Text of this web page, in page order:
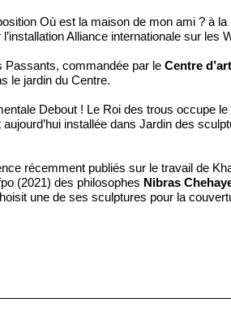
Où est la maison de mon ami ? à la
Alliance internationale sur les
Passants, commandée par le Centre
le jardin du Centre.
Debout ! Le Roi des trous occupe le
installée dans Jardin des
récemment publiés sur le travail de
(2021) des philosophes Nibras
une de ses sculptures pour la